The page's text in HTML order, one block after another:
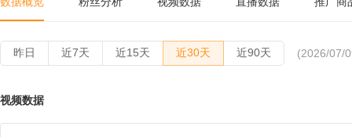
昨日 近7天 近15天 近30天 近90天 (2026/07/
视频数据